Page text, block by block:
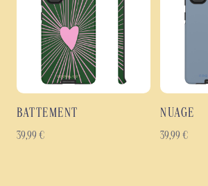
BATTEMENT
39,99 €
NUAGE
39,99 €